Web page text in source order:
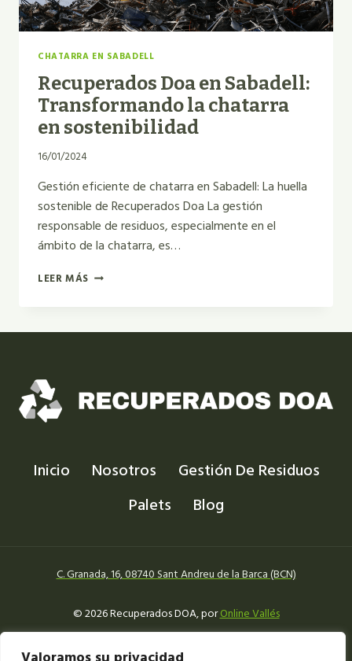
CHATARRA EN SABADELL
Recuperados Doa en Sabadell:
Transformando la chatarra
en sostenibilidad
16/01/2024
Gestión eficiente de chatarra en Sabadell: La huella
sostenible de Recuperados Doa La gestión
responsable de residuos, especialmente en el
ámbito de la chatarra, es…
LEER MÁS RECUPERADOS
SOSTENIBILIDAD
Inicio Nosotros
Gestión De Residuos
Palets
Blog
C. Granada, 16, 08740 Sant Andreu de la Barca (BCN)
© 2026 Recuperados DOA, porOnline Vallés